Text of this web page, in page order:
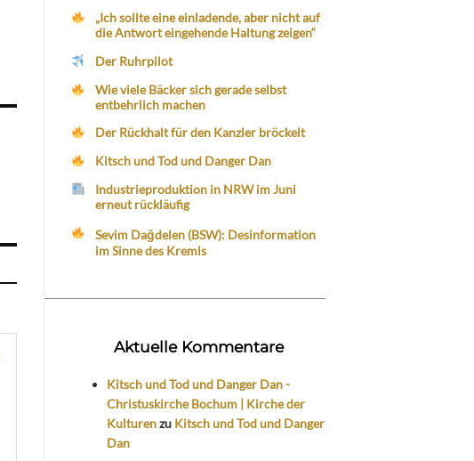
„Ich sollte eine einladende, aber nicht auf
die Antwort eingehende Haltung zeigen“
Der Ruhrpilot
Wie viele Bäcker sich gerade selbst
entbehrlich machen
Der Rückhalt für den Kanzler bröckelt
Kitsch und Tod und Danger Dan
Industrieproduktion in NRW im Juni
erneut rückläufig
Sevim Dağdelen (BSW): Desinformation
im Sinne des Kremls
Aktuelle Kommentare
Kitsch und Tod und Danger Dan -
Christuskirche Bochum | Kirche der
Kulturenzu Kitsch und Tod und Danger
Dan